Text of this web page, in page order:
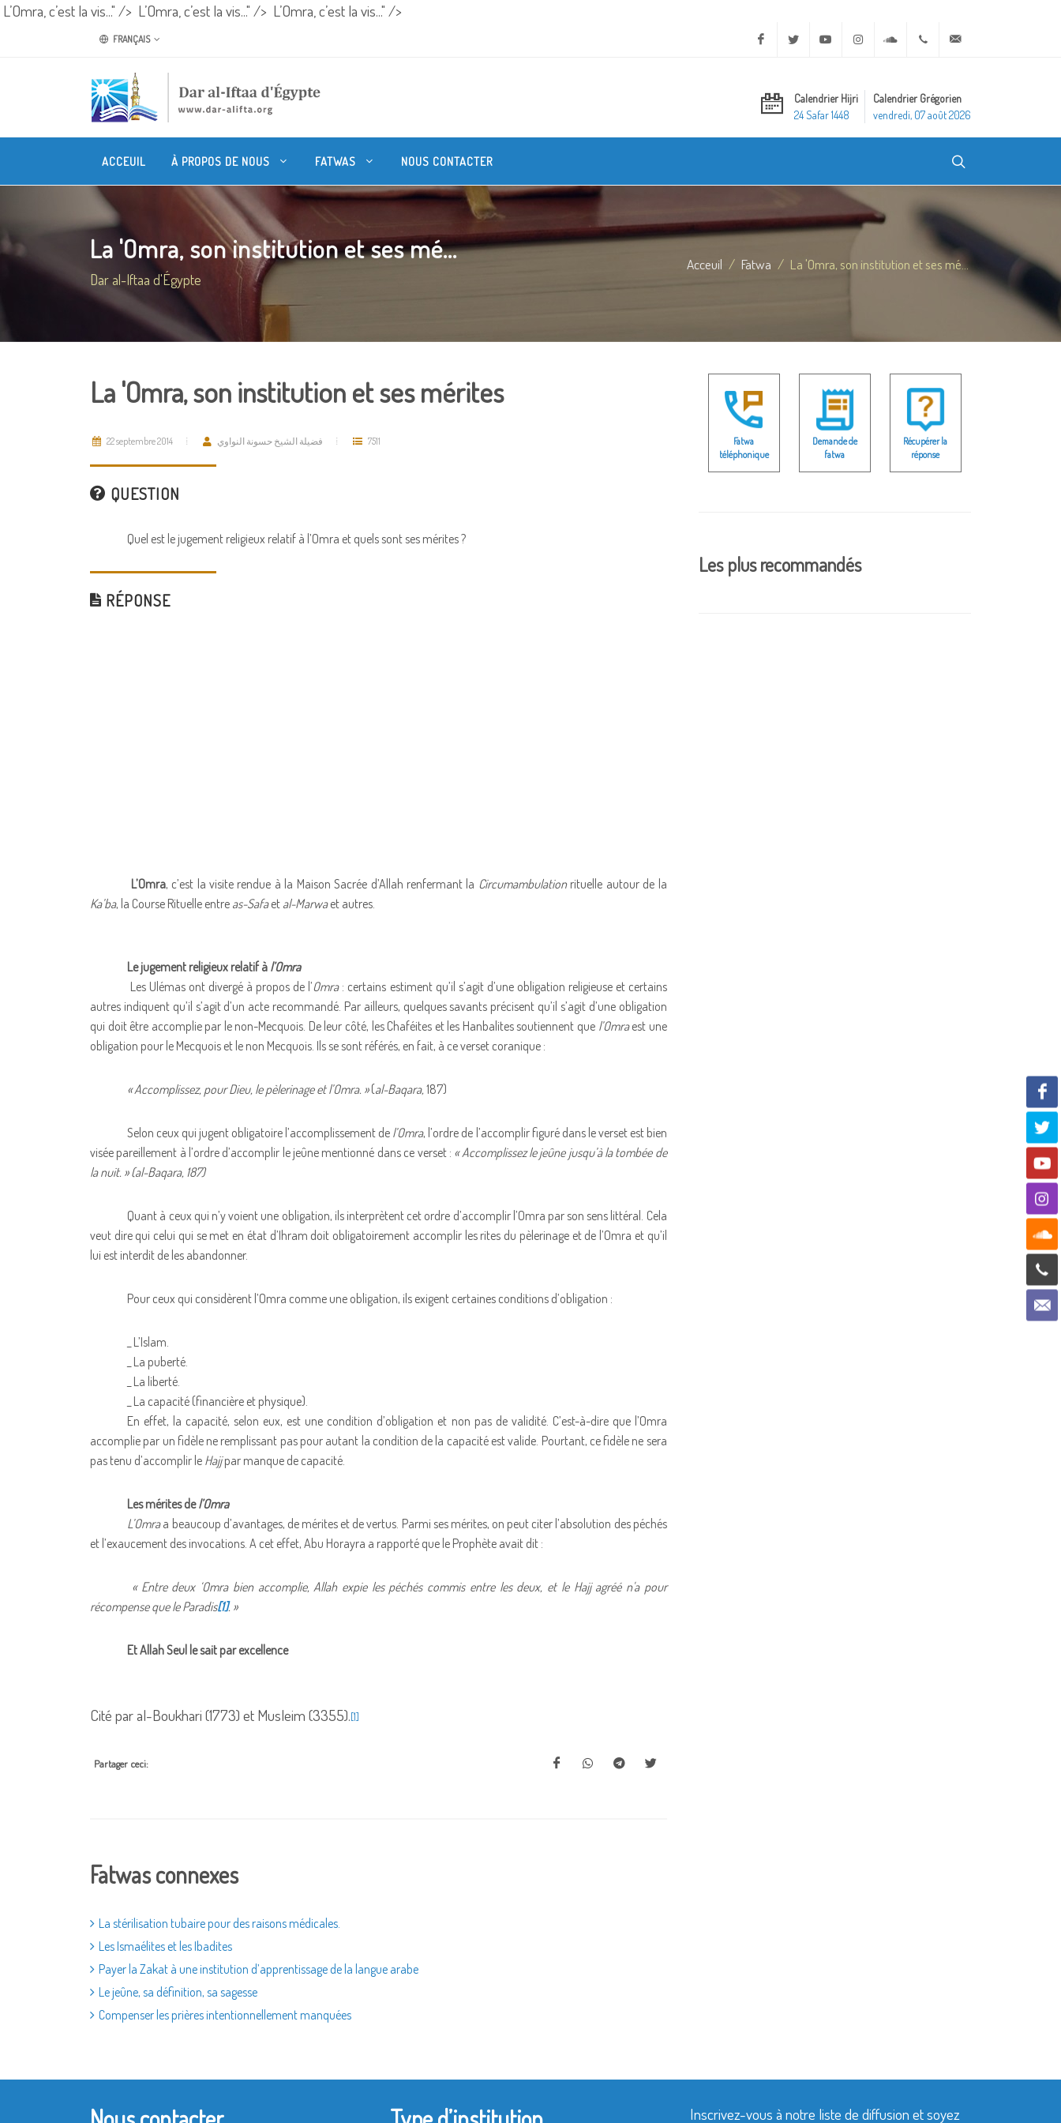
L’Omra, c’est la vis..." /> L’Omra, c’est la vis..." /> L’Omra, c’est la vis..." />
FRANÇAIS Facebook Twitter Youtube Instagram Soundcloud+20 2 25970400
Calendrier Hijri
24 Safar 1448
Calendrier Grégorien
vendredi, 07 août 2026
ACCEUIL À PROPOS DE NOUS FATWAS NOUS CONTACTER
La 'Omra, son institution et ses mé...
Dar al-Iftaa d'Égypte
Acceuil Fatwa La 'Omra, son institution et ses mé...
La 'Omra, son institution et ses mérites
22 septembre 2014 فضيلة الشيخ حسونة النواوي 7511
QUESTION
Quel est le jugement religieux relatif à l’Omra et quels sont ses mérites ?
RÉPONSE
L’Omra, c’est la visite rendue à la Maison Sacrée d’Allah renfermant la Circumambulationrituelle autour de la
Ka’ba, la Course Rituelle entre as-Safaet al-Marwaet autres.
Le jugement religieux relatif à l’Omra
Les Ulémas ont divergé à propos de l’Omra: certains estiment qu’il s’agit d’une obligation religieuse et certains
autres indiquent qu’il s’agit d’un acte recommandé. Par ailleurs, quelques savants précisent qu’il s’agit d’une obligation
qui doit être accomplie par le non-Mecquois. De leur côté, les Chaféites et les Hanbalites soutiennent que l’Omraest une
obligation pour le Mecquois et le non Mecquois. Ils se sont référés, en fait, à ce verset coranique :
« Accomplissez, pour Dieu, le pèlerinage et l’Omra. »(al-Baqara,187)
Selon ceux qui jugent obligatoire l’accomplissement de l’Omra, l’ordre de l’accomplir figuré dans le verset est bien
visée pareillement à l’ordre d’accomplir le jeûne mentionné dans ce verset : « Accomplissez le jeûne jusqu’à la tombée de
la nuit. » (al-Baqara, 187)
Quant à ceux qui n’y voient une obligation, ils interprètent cet ordre d’accomplir l’Omra par son sens littéral. Cela
veut dire qui celui qui se met en état d’Ihram doit obligatoirement accomplir les rites du pèlerinage et de l’Omra et qu’il
lui est interdit de les abandonner.
Pour ceux qui considèrent l’Omra comme une obligation, ils exigent certaines conditions d’obligation :
_ L’Islam.
_ La puberté.
_ La liberté.
_ La capacité (financière et physique).
En effet, la capacité, selon eux, est une condition d’obligation et non pas de validité. C’est-à-dire que l’Omra
accomplie par un fidèle ne remplissant pas pour autant la condition de la capacité est valide. Pourtant, ce fidèle ne sera
pas tenu d’accomplir le Hajjpar manque de capacité.
Les mérites del’Omra
L’Omraa beaucoup d’avantages, de mérites et de vertus. Parmi ses mérites, on peut citer l’absolution des péchés
et l’exaucement des invocations. A cet effet, Abu Horayra a rapporté que le Prophète avait dit :
« Entre deux ‘Omra bien accomplie, Allah expie les péchés commis entre les deux, et le Hajj agréé n'a pour
récompense que le Paradis[1]. »
Et Allah Seul le sait par excellence
[1]
Cité par al-Boukhari (1773) et Musleim (3355).
Partager ceci:
Fatwas connexes
La stérilisation tubaire pour des raisons médicales.
Les Ismaélites et les Ibadites
Payer la Zakat à une institution d’apprentissage de la langue arabe
Le jeûne, sa définition, sa sagesse
Compenser les prières intentionnellement manquées
Fatwa
téléphonique
Demande de
fatwa
Récupérer la
réponse
Les plus recommandés
Inscrivez-vous à notre liste de diffusion et soyez